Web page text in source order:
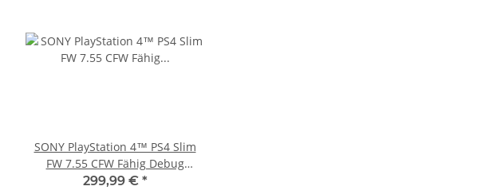
SONY PlayStation 4™ PS4 Slim
FW 7.55 CFW Fähig Debug
Settings - 500GB CUH-2016A
299,99 € *